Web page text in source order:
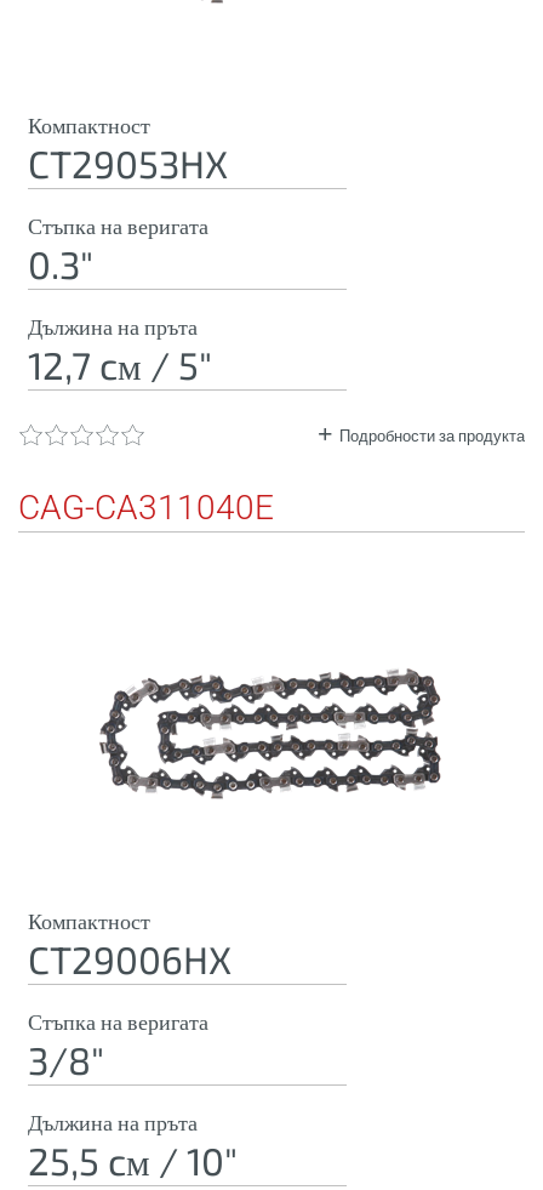
Компактност
CT29053HX
Стъпка на веригата
0.3"
Дължина на пръта
12,7 cм / 5"
Подробности за продукта
CAG-CA311040E
Компактност
CT29006HX
Стъпка на веригата
3/8"
Дължина на пръта
25,5 cм / 10"